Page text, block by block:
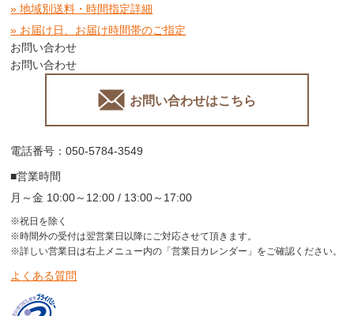
» 地域別送料・時間指定詳細
» お届け日、お届け時間帯のご指定
お問い合わせ
お問い合わせ
お問い合わせはこちら
電話番号：050-5784-3549
■営業時間
月～金 10:00～12:00 / 13:00～17:00
※祝日を除く
※時間外の受付は翌営業日以降にご対応させて頂きます。
※詳しい営業日は右上メニュー内の「営業日カレンダー」をご確認ください。
よくある質問